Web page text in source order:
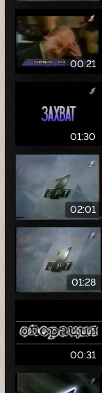
00:21
01:30
02:01
01:28
00:31